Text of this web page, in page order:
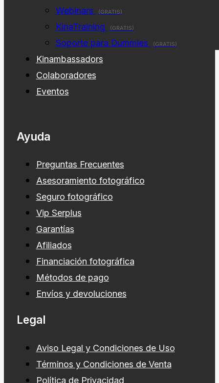
Webinars (GRATIS)
KinaTraining (GRATIS)
Soporte para Dummies (GRATIS)
Kinambassadors
Colaboradores
Eventos
Ayuda
Preguntas Frecuentes
Asesoramiento fotográfico
Seguro fotográfico
Vip Serplus
Garantías
Afiliados
Financiación fotográfica
Métodos de pago
Envíos y devoluciones
Legal
Aviso Legal y Condiciones de Uso
Términos y Condiciones de Venta
Política de Privacidad